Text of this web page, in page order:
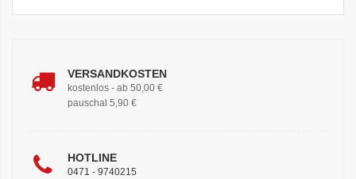
VERSANDKOSTEN
kostenlos - ab 50,00 €
pauschal 5,90 €
HOTLINE
0471 - 9740215